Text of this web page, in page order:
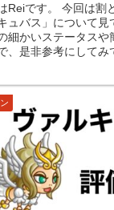
Reiです。 今回は割
ュバス」について
細かいステータス
、是非参考にしてみ